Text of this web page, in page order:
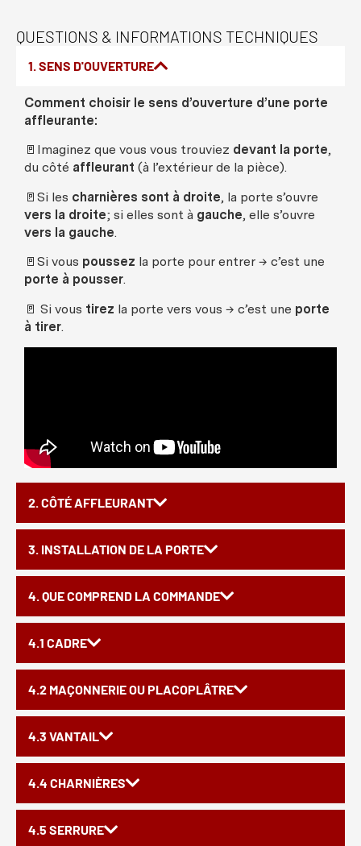
QUESTIONS & INFORMATIONS TECHNIQUES
1. SENS D'OUVERTURE
2. CÔTÉ AFFLEURANT
3. INSTALLATION DE LA PORTE
4. QUE COMPREND LA COMMANDE
4.1 CADRE
4.2 MAÇONNERIE OU PLACOPLÂTRE
4.3 VANTAIL
4.4 CHARNIÈRES
4.5 SERRURE
Comment choisir le sens d’ouverture d’une porte
affleurante:
🚪Imaginez que vous vous trouviez devant la porte,
du côté affleurant (à l’extérieur de la pièce).
🚪Si les charnières sont à droite, la porte s’ouvre
vers la droite; si elles sont à gauche, elle s’ouvre
vers la gauche.
🚪Si vous poussez la porte pour entrer → c’est une
porte à pousser.
🚪 Si vous tirez la porte vers vous → c’est une porte
à tirer.